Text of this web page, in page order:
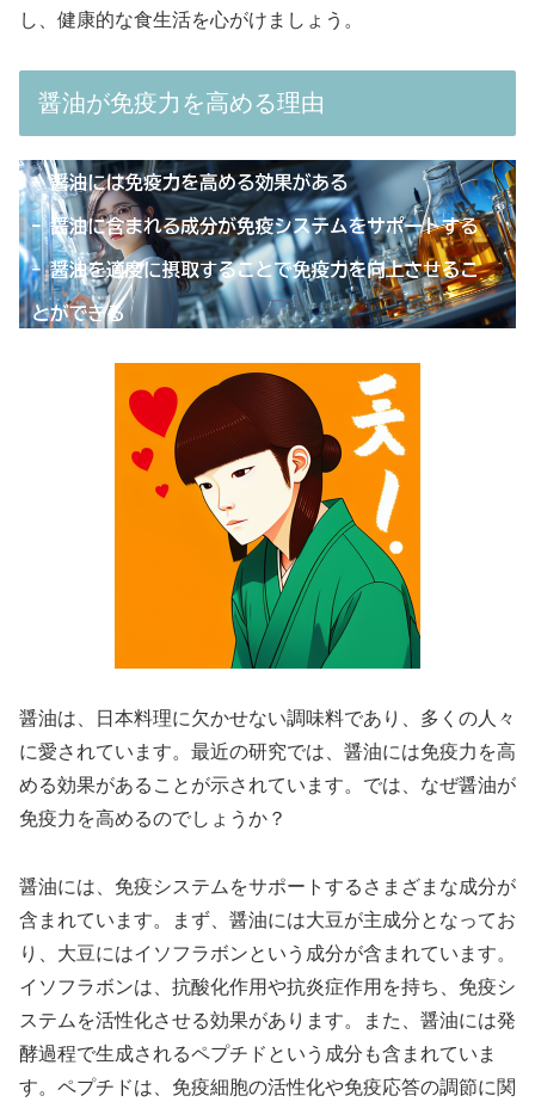
し、健康的な食生活を心がけましょう。
醤油が免疫力を高める理由
醤油は、日本料理に欠かせない調味料であり、多くの人々
に愛されています。最近の研究では、醤油には免疫力を高
める効果があることが示されています。では、なぜ醤油が
免疫力を高めるのでしょうか？
醤油には、免疫システムをサポートするさまざまな成分が
含まれています。まず、醤油には大豆が主成分となってお
り、大豆にはイソフラボンという成分が含まれています。
イソフラボンは、抗酸化作用や抗炎症作用を持ち、免疫シ
ステムを活性化させる効果があります。また、醤油には発
酵過程で生成されるペプチドという成分も含まれていま
す。ペプチドは、免疫細胞の活性化や免疫応答の調節に関